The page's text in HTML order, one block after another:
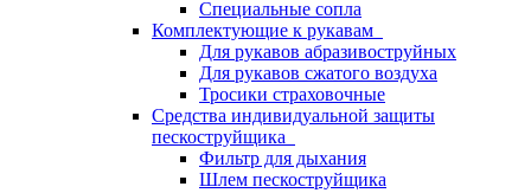
Специальные сопла
Комплектующие к рукавам
Для рукавов абразивоструйных
Для рукавов сжатого воздуха
Тросики страховочные
Средства индивидуальной защиты
пескоструйщика
Фильтр для дыхания
Шлем пескоструйщика